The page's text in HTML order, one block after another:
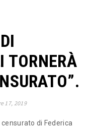
TORNERÀ
17, 2019
di Federica